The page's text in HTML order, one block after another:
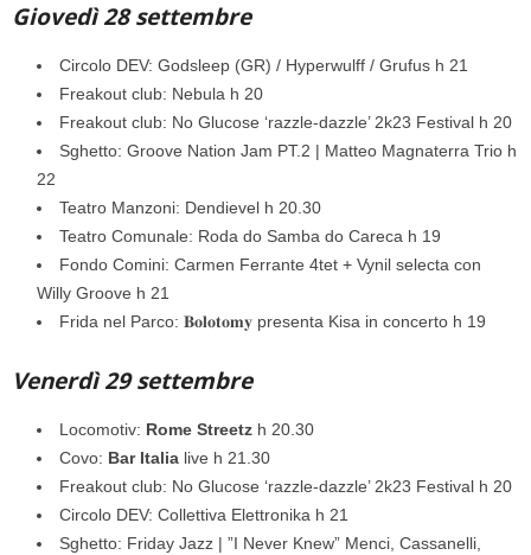
Giovedì 28 settembre
Circolo DEV: Godsleep (GR) / Hyperwulff / Grufus h 21
Freakout club: Nebula h 20
Freakout club: No Glucose ‘razzle-dazzle’ 2k23 Festival h 20
Sghetto: Groove Nation Jam PT.2 | Matteo Magnaterra Trio h
22
Teatro Manzoni: Dendievel h 20.30
Teatro Comunale: Roda do Samba do Careca h 19
Fondo Comini: Carmen Ferrante 4tet + Vynil selecta con
Willy Groove h 21
Frida nel Parco: 𝐁𝐨𝐥𝐨𝐭𝐨𝐦𝐲 presenta Kisa in concerto h 19
Venerdì 29 settembre
Locomotiv: Rome Streetz h 20.30
Covo: Bar Italia live h 21.30
Freakout club: No Glucose ‘razzle-dazzle’ 2k23 Festival h 20
Circolo DEV: Collettiva Elettronika h 21
Sghetto: Friday Jazz | ”I Never Knew” Menci, Cassanelli,